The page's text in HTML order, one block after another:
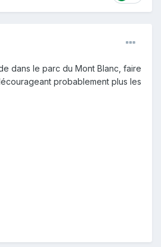
dans le parc du Mont Blanc, faire
probablement plus les